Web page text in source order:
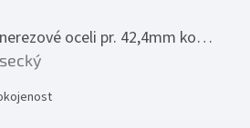
Madlo z nerezové oceli pr. 42,4mm komplet - model 0116 - 3000mm
produktu je 5 z 5 hvězdiček.